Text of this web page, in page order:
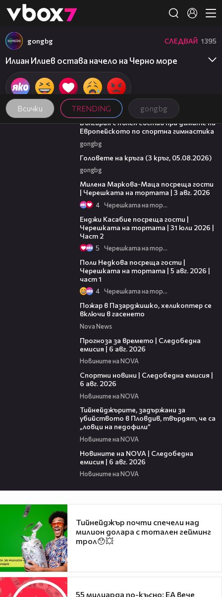
👾
Всички TRENDING gongbg
gongbg СЛЕДВАЙ 1395
Илиан Илиев остава начело на Черно море
00:47
България с пълен състав при дамите на
Европейското по спортна гимнастика
gongbg
Головете на кръга (3 кръг, 05.08.2026)
gongbg
Милена Маркова-Маца посреща гости
| Черешката на тортата | 3 авг. 2026
4 Черешката на тортата
Енджи Касабие посреща гости |
Черешката на тортата | 31 юли 2026 |
Част 2
5 Черешката на тортата
Поли Недкова посреща гости |
Черешката на тортата | 5 авг. 2026 |
част 1
4 Черешката на тортата
Пожар в Пазарджишко, хеликоптер се
включи в гасенето
Nova News
Прогноза за времето | Следобедна
емисия | 6 авг. 2026
Новините на NOVA
Спортни новини | Следобедна емисия |
6 авг. 2026
Новините на NOVA
Тийнейджърите, задържани за
убийството в Пловдив, твърдят, че са
„ловци на педофили”
Новините на NOVA
Новините на NOVA | Следобедна
емисия | 6 авг. 2026
Новините на NOVA
Тийнейджър почти спечели над
милион долара с тотален гейминг
трол😯💥
55 милиарда по-късно: EA вече